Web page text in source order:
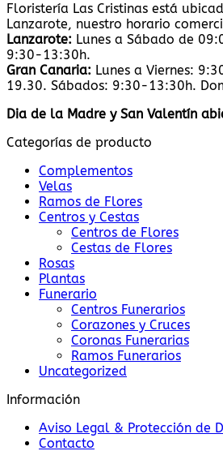
Floristería Las Cristinas está
Lanzarote, nuestro horario
Lanzarote: Lunes a Sábado de
9:30-13:30h.
Gran Canaria: Lunes a Viernes:
19.30. Sábados: 9:30-13:30h.
Dia de la Madre y San Valentín
Categorías de producto
Complementos
Velas
Ramos de Flores
Centros y Cestas
Centros de Flores
Cestas de Flores
Rosas
Plantas
Funerario
Centros Funerarios
Corazones y Cruces
Coronas Funerarias
Ramos Funerarios
Uncategorized
Información
Aviso Legal & Protección de
Contacto